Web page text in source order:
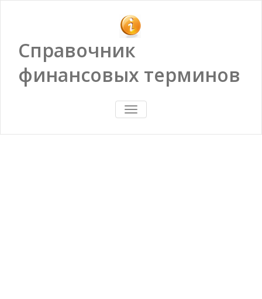
Справочник
финансовых терминов
ПОКАЗАТЬ/
СКРЫТЬ